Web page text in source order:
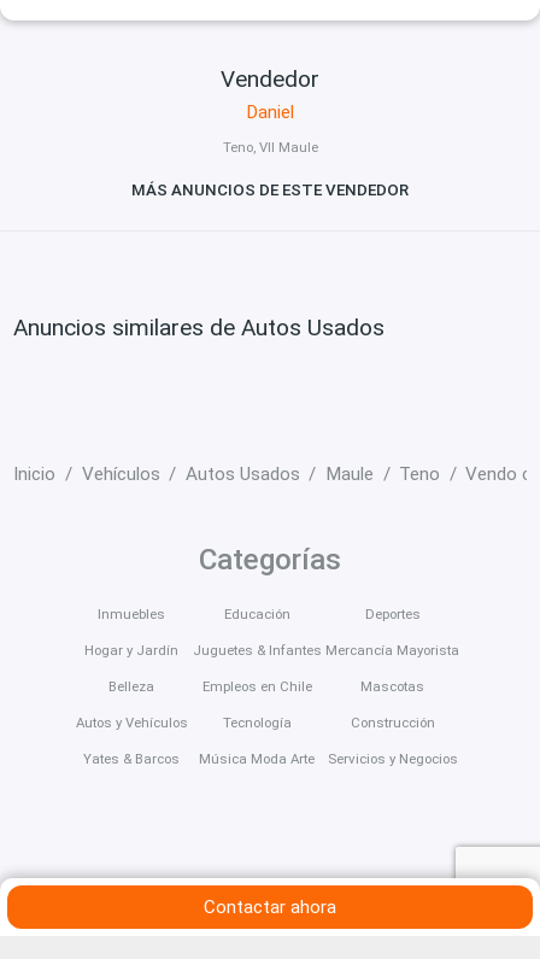
Vendedor
Daniel
Teno, VII Maule
MÁS ANUNCIOS DE ESTE VENDEDOR
Anuncios similares de Autos Usados
Inicio Vehículos Autos Usados Maule Teno Vendo
Contactar ahora
Categorías
Inmuebles
Hogar y Jardín
Belleza
Autos y Vehículos
Yates & Barcos
Educación
Juguetes & Infantes
Empleos en Chile
Tecnología
Música Moda Arte
Deportes
Mercancía Mayorista
Mascotas
Construcción
Servicios y Negocios